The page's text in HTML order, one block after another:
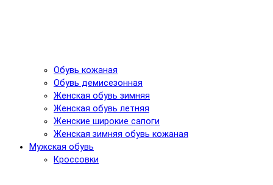
Обувь кожаная
Обувь демисезонная
Женская обувь зимняя
Женская обувь летняя
Женские широкие сапоги
Женская зимняя обувь кожаная
Мужская обувь
Кроссовки